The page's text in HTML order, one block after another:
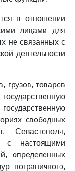
в отношении
лицами для
не связанных с
деятельности
грузов, товаров
свободных
Севастополя,
с настоящими
определенных
пограничного,